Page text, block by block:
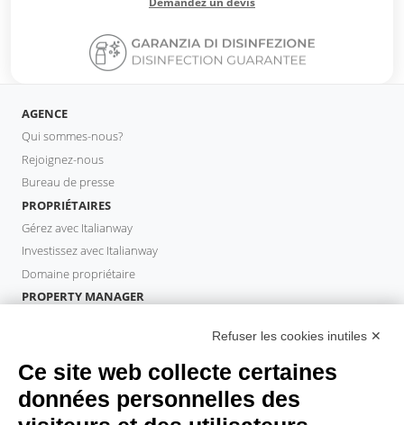
AGENCE
Qui sommes-nous?
Rejoignez-nous
Bureau de presse
PROPRIÉTAIRES
Gérez avec Italianway
Investissez avec Italianway
Domaine propriétaire
PROPERTY MANAGER
INVITÉS
Réservez un séjour
Séjour longue durée
Refuser les cookies inutiles ✕
Ce site web collecte certaines
données personnelles des